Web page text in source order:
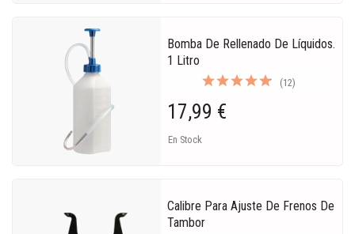
Bomba De Rellenado De Líquidos.
1 Litro
(12)
17,99 €
En Stock
Calibre Para Ajuste De Frenos De
Tambor